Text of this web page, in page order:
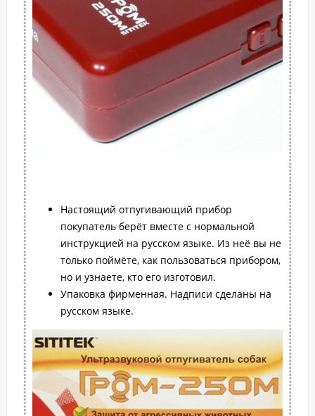
Настоящий отпугивающий прибор
покупатель берёт вместе с нормальной
инструкцией на русском языке. Из неё вы не
только поймёте, как пользоваться прибором,
но и узнаете, кто его изготовил.
Упаковка фирменная. Надписи сделаны на
русском языке.